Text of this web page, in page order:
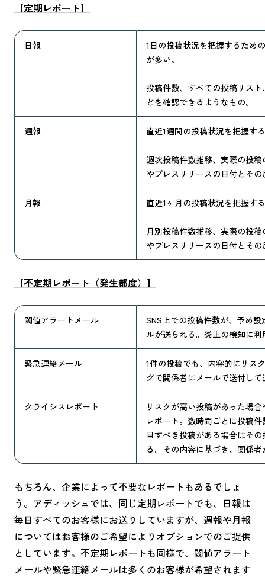
【定期レポート】
日報
1日の投稿状況を把握するため
が多い。
投稿件数、すべての投稿リス
どを確認できるようなもの。
週報 直近1週間の投稿状況を把握す
週次投稿件数推移、実際の投
やプレスリリースの日付とそ
月報 直近1ヶ月の投稿状況を把握す
月別投稿件数推移、実際の投
やプレスリリースの日付とそ
【不定期レポート（発生都度）】
閾値アラートメール SNS上での投稿件数が、予め設
ルが送られる。炎上の検知に
緊急連絡メール 1件の投稿でも、内容的にリス
グで関係者にメールで送付し
クライシスレポート
リスクが高い投稿があった場
レポート。数時間ごとに投稿
目すべき投稿がある場合はその
る。その内容に基づき、関係
もちろん、企業によって不要なレポートもあるでしょ
う。アディッシュでは、同じ定期レポートでも、日報は
毎日すべてのお客様にお送りしていますが、週報や月報
についてはお客様のご希望によりオプションでのご提供
としています。不定期レポートも同様で、閾値アラート
メールや緊急連絡メールは多くのお客様が希望されます